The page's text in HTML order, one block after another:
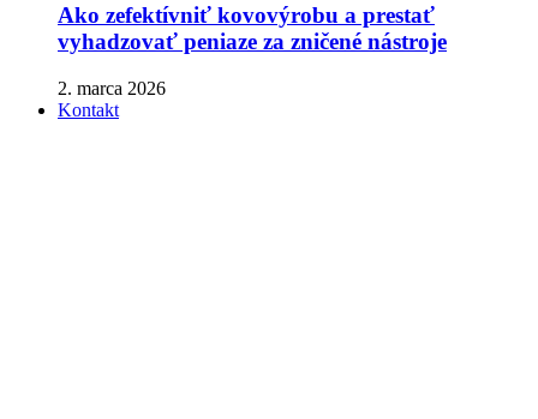
Ako zefektívniť kovovýrobu a prestať
vyhadzovať peniaze za zničené nástroje
2. marca 2026
Kontakt